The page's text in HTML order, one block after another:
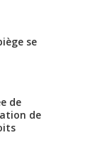
se
de
de